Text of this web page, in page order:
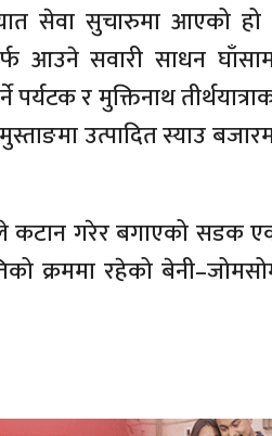
सेवा सुचारुमा आएको हो
आउने सवारी साधन
र मुक्तिनाथ
उत्पादित स्याउ
कटान गरेर बगाएको सडक
क्रममा रहेको